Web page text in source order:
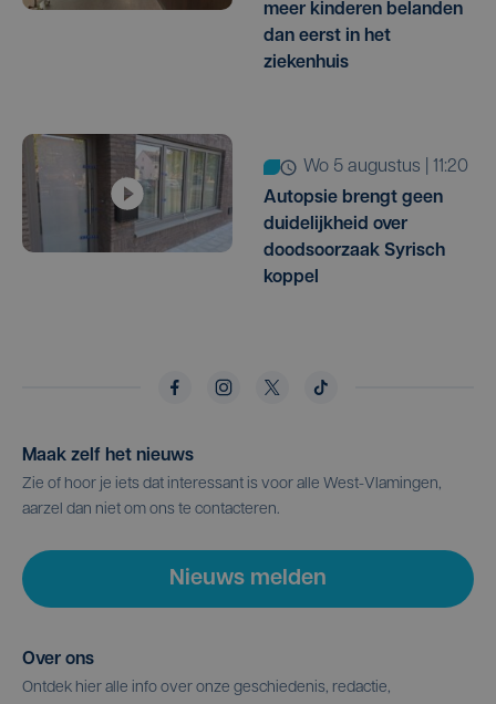
meer kinderen belanden
dan eerst in het
ziekenhuis
wo 5 augustus | 11:20
Autopsie brengt geen
duidelijkheid over
doodsoorzaak Syrisch
koppel
Maak zelf het nieuws
Zie of hoor je iets dat interessant is voor alle West-Vlamingen,
aarzel dan niet om ons te contacteren.
Nieuws melden
Over ons
Ontdek hier alle info over onze geschiedenis, redactie,